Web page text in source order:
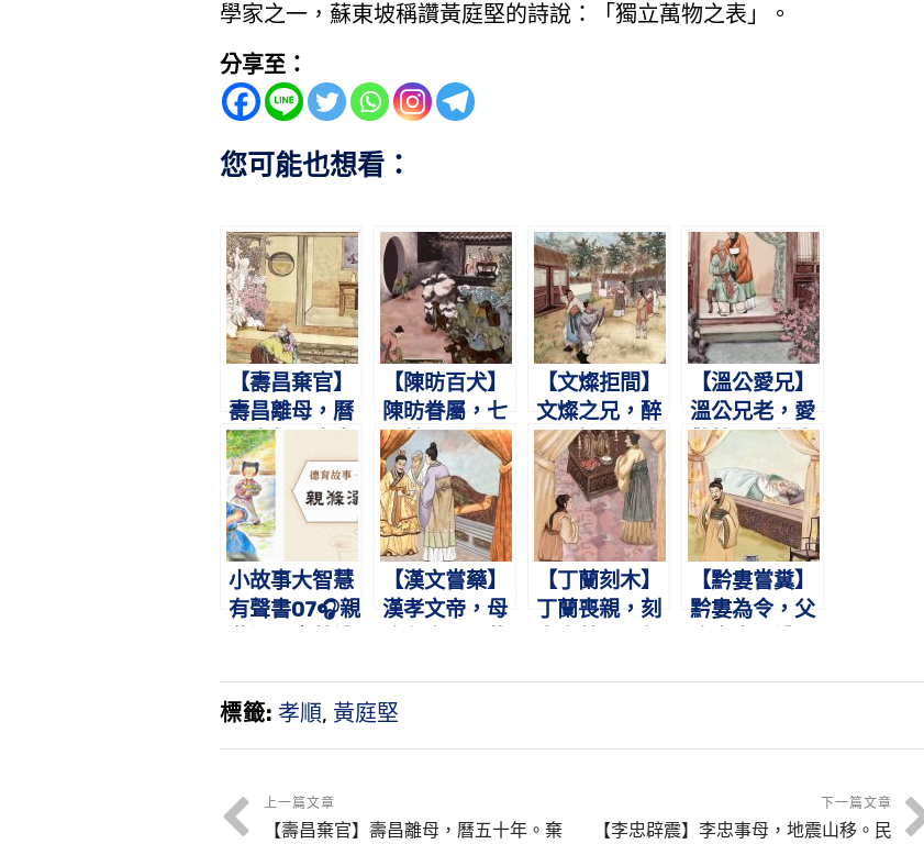
學家之一，蘇東坡稱讚黃庭堅的詩說：「獨立萬物之表」。
分享至：
您可能也想看：
【壽昌棄官】
壽昌離母，曆
五十年。棄官
尋覓，骨肉團
圓。
【陳昉百犬】
陳昉眷屬，七
百餘口。上下
相親，孚及百
狗。
【文燦拒間】
文燦之兄，醉
毆暴慢。鄰人
不平，怒其離
間。
【溫公愛兄】
溫公兄老，愛
敬情深。饑寒
飽暖，刻刻關
心。
小故事大智慧
有聲書07🎧親
【漢文嘗藥】
漢孝文帝，母
【丁蘭刻木】
丁蘭喪親，刻
【黔婁嘗糞】
黔婁為令，父
標籤: 孝順, 黃庭堅
上一篇文章
【壽昌棄官】壽昌離母，曆五十年。棄
下一篇文章
【李忠辟震】李忠事母，地震山移。民